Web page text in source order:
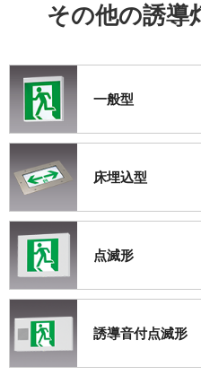
その他の誘導
一般型
床埋込型
点滅形
誘導音付点滅形